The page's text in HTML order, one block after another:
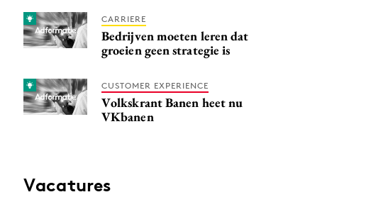
CARRIERE
Bedrijven moeten leren dat
groeien geen strategie is
CUSTOMER EXPERIENCE
Volkskrant Banen heet nu
VKbanen
Vacatures